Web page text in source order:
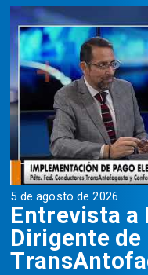
5 de agosto de 2026
Entrevista a
Dirigente